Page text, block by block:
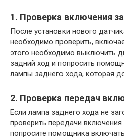
1. Проверка включения
После установки нового
необходимо проверить,
этого необходимо выключить
задний ход и попросить
лампы заднего хода, которая
2. Проверка передач
Если лампа заднего хода не
проверить передачи
попросите помощника